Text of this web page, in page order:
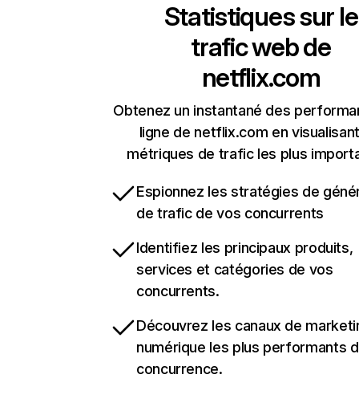
Statistiques sur le
trafic web de
netflix.com
Obtenez un instantané des
ligne de netflix.com en
métriques de trafic les plus
Espionnez les stratégies de
de trafic de vos concurrents
Identifiez les principaux produits,
services et catégories de vos
concurrents.
Découvrez les canaux de
numérique les plus performants
concurrence.